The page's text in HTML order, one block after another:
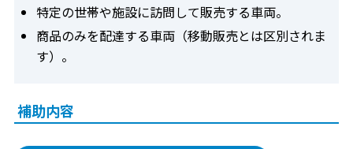
特定の世帯や施設に訪問して販売する車両。
商品のみを配達する車両（移動販売とは区別されま
す）。
補助内容